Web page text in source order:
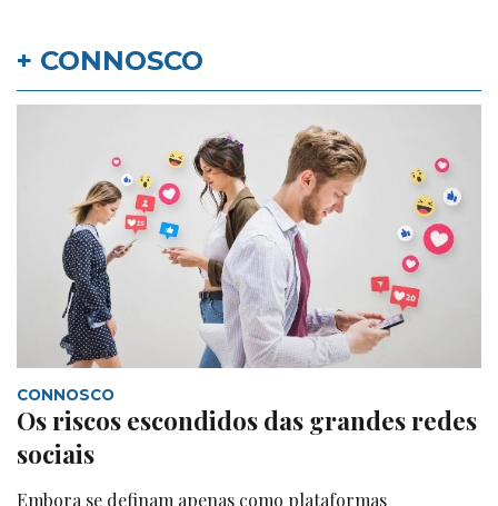
+ CONNOSCO
CONNOSCO
Os riscos escondidos das grandes redes
sociais
Embora se definam apenas como plataformas